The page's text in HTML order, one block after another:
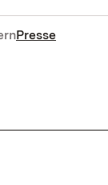
Presse